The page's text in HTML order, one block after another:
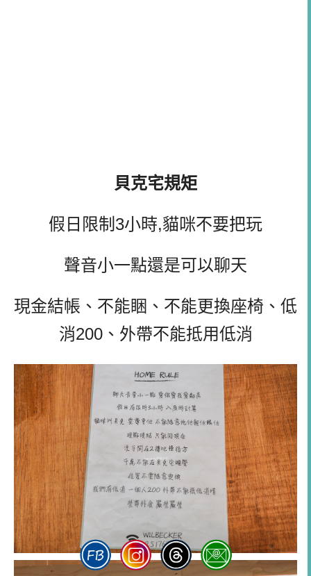
貝克宅規矩
假日限制3小時,貓咪不要把玩
聲音小一點還是可以聊天
現金結帳、不能睏、不能更換座椅、低
消200、外帶不能抵用低消